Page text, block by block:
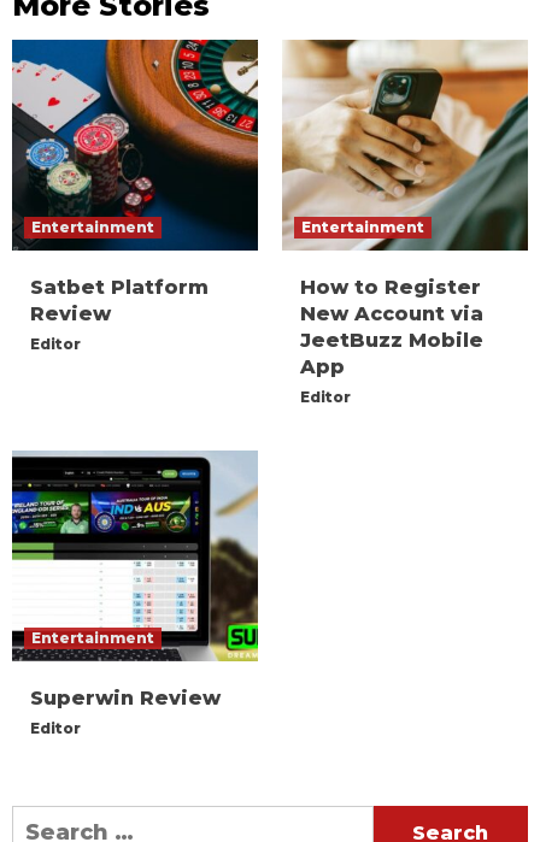
Entertainment
Satbet Platform
Review
Editor
Entertainment
How to Register
New Account via
JeetBuzz Mobile
App
Editor
Entertainment
Superwin Review
Editor
Search